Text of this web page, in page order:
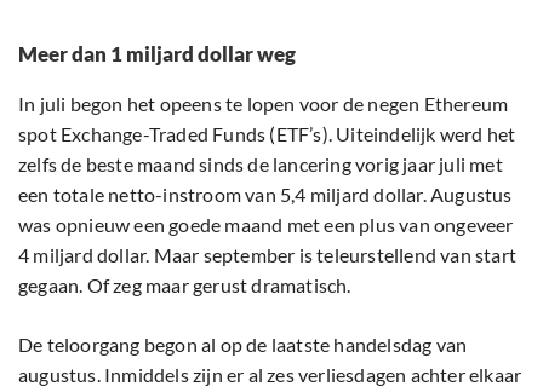
Meer dan 1 miljard dollar weg
In juli begon het opeens te lopen voor de negen Ethereum
spot Exchange-Traded Funds (ETF’s). Uiteindelijk werd het
zelfs de beste maand sinds de lancering vorig jaar juli met
een totale netto-instroom van 5,4 miljard dollar. Augustus
was opnieuw een goede maand met een plus van ongeveer
4 miljard dollar. Maar september is teleurstellend van start
gegaan. Of zeg maar gerust dramatisch.
De teloorgang begon al op de laatste handelsdag van
augustus. Inmiddels zijn er al zes verliesdagen achter elkaar